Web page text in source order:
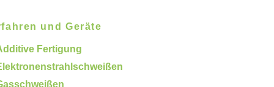
und Geräte
Fertigung